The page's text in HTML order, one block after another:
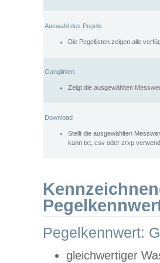
Auswahl des Pegels
Die Pegellisten zeigen alle
Ganglinien
Zeigt die ausgewählten
Download
Stellt die ausgewählten
kann txt, csv oder zrxp
Pegelkennwert:
gleichwertiger